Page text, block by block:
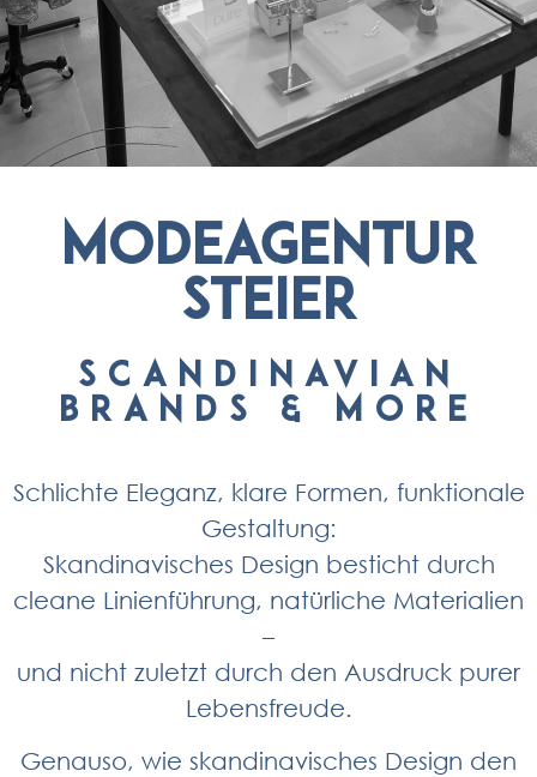
Modeagentur
Steier
Scandinavian
Brands & More
Schlichte Eleganz, klare Formen, funktionale
Gestaltung:
Skandinavisches Design besticht durch
cleane Linienführung, natürliche Materialien
–
und nicht zuletzt durch den Ausdruck purer
Lebensfreude.
Genauso, wie skandinavisches Design den